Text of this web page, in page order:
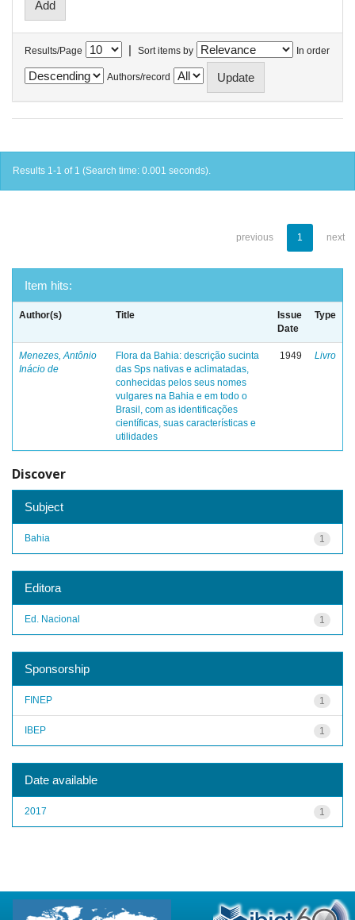
Results/Page | Sort items by In order
Authors/record
Results 1-1 of 1 (Search time: 0.001 seconds).
previous 1 next
Item hits:
Author(s) Title
Issue
Date
Type
Menezes, Antônio
Inácio de
Flora da Bahia: descrição sucinta
das Sps nativas e aclimatadas,
conhecidas pelos seus nomes
vulgares na Bahia e em todo o
Brasil, com as identificações
científicas, suas características e
utilidades
1949 Livro
Discover
Subject
1
Bahia
Editora
1
Ed. Nacional
Sponsorship
1
FINEP
1
IBEP
Date available
1
2017